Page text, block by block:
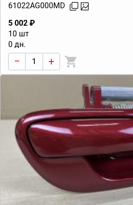
61022AG000MD
5 002 ₽
10 шт
0 дн.
− +